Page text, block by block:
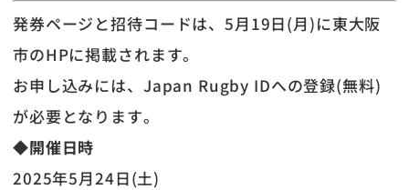
発券ページと招待コードは、5月19日(月)に東大阪
市のHPに掲載されます。
お申し込みには、Japan Rugby IDへの登録(無料)
が必要となります。
◆開催日時
2025年5月24日(土)